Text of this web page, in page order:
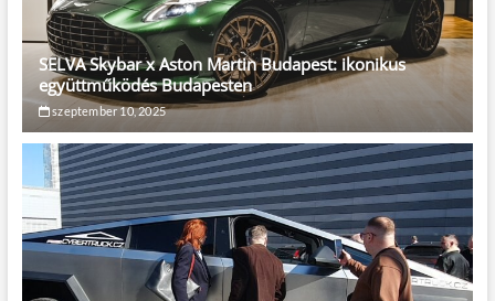
SELVA Skybar x Aston Martin Budapest: ikonikus
együttműködés Budapesten
szeptember 10, 2025